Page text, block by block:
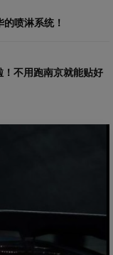
喷淋系统！
！不用跑南京就能贴好